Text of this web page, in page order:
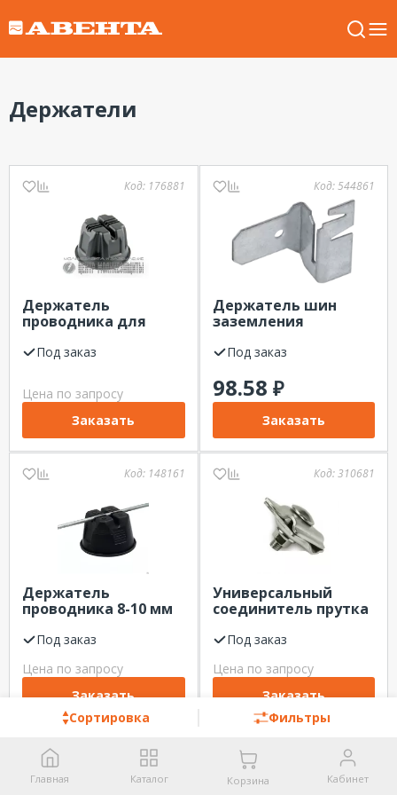
Держатели
Сортировка Фильтры
Код: 176881
Держатель
проводника для
кровли с бетоном
Под заказ
Цена по запросу
Заказать
Код:544861
Держатель шин
заземления
IEKПод заказ
98.58 ₽
Заказать
Код: 148161
Держатель
проводника 8-10 мм
с бетоном ЦМЗ
Под заказ
Цена по запросу
Заказать
Код:310681
Универсальный
соединитель прутка
оцинкованный ЦМЗ
Под заказ
Цена по запросу
Заказать
Код:179731 464581
Главная Каталог Корзина Кабинет